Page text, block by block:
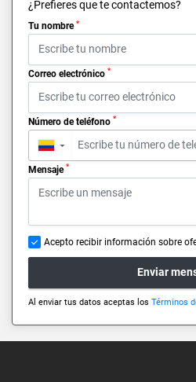
¿Prefieres que te contactemos?
Tu nombre *
Correo electrónico *
Número de teléfono *
▼
Mensaje *
Acepto recibir información sobre
Enviar
Al enviar tus datos aceptas los Términos